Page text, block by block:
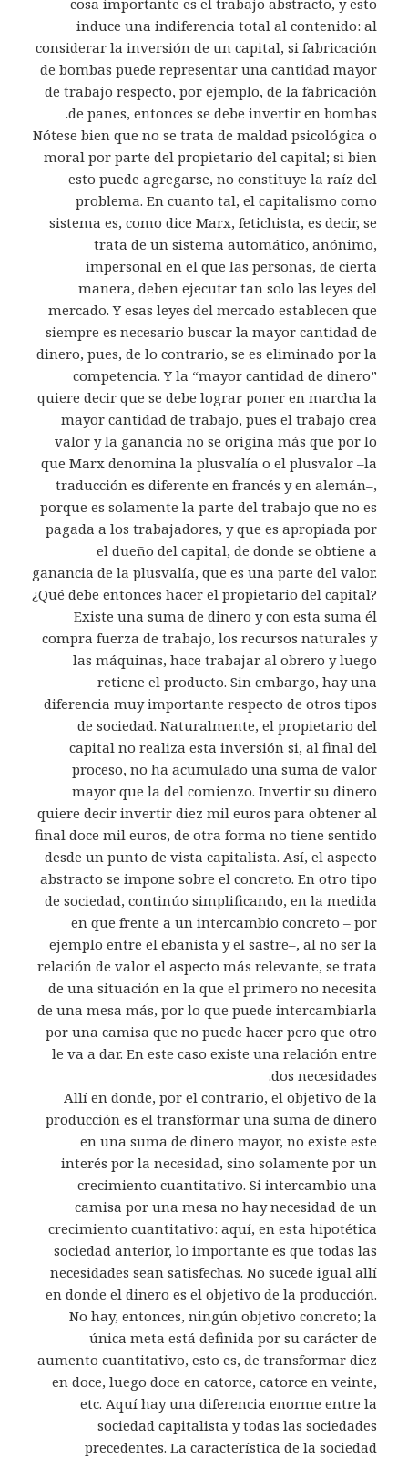
cosa importante es el trabajo abstracto, y esto
induce una indiferencia total al contenido: al
considerar la inversión de un capital, si fabricación
de bombas puede representar una cantidad mayor
de trabajo respecto, por ejemplo, de la fabricación
de panes, entonces se debe invertir en bombas.
Nótese bien que no se trata de maldad psicológica o
moral por parte del propietario del capital; si bien
esto puede agregarse, no constituye la raíz del
problema. En cuanto tal, el capitalismo como
sistema es, como dice Marx, fetichista, es decir, se
trata de un sistema automático, anónimo,
impersonal en el que las personas, de cierta
manera, deben ejecutar tan solo las leyes del
mercado. Y esas leyes del mercado establecen que
siempre es necesario buscar la mayor cantidad de
dinero, pues, de lo contrario, se es eliminado por la
competencia. Y la “mayor cantidad de dinero”
quiere decir que se debe lograr poner en marcha la
mayor cantidad de trabajo, pues el trabajo crea
valor y la ganancia no se origina más que por lo
que Marx denomina la plusvalía o el plusvalor –la
traducción es diferente en francés y en alemán–,
porque es solamente la parte del trabajo que no es
pagada a los trabajadores, y que es apropiada por
el dueño del capital, de donde se obtiene a
ganancia de la plusvalía, que es una parte del valor.
¿Qué debe entonces hacer el propietario del capital?
Existe una suma de dinero y con esta suma él
compra fuerza de trabajo, los recursos naturales y
las máquinas, hace trabajar al obrero y luego
retiene el producto. Sin embargo, hay una
diferencia muy importante respecto de otros tipos
de sociedad. Naturalmente, el propietario del
capital no realiza esta inversión si, al final del
proceso, no ha acumulado una suma de valor
mayor que la del comienzo. Invertir su dinero
quiere decir invertir diez mil euros para obtener al
final doce mil euros, de otra forma no tiene sentido
desde un punto de vista capitalista. Así, el aspecto
abstracto se impone sobre el concreto. En otro tipo
de sociedad, continúo simplificando, en la medida
en que frente a un intercambio concreto – por
ejemplo entre el ebanista y el sastre–, al no ser la
relación de valor el aspecto más relevante, se trata
de una situación en la que el primero no necesita
de una mesa más, por lo que puede intercambiarla
por una camisa que no puede hacer pero que otro
le va a dar. En este caso existe una relación entre
dos necesidades.
Allí en donde, por el contrario, el objetivo de la
producción es el transformar una suma de dinero
en una suma de dinero mayor, no existe este
interés por la necesidad, sino solamente por un
crecimiento cuantitativo. Si intercambio una
camisa por una mesa no hay necesidad de un
crecimiento cuantitativo: aquí, en esta hipotética
sociedad anterior, lo importante es que todas las
necesidades sean satisfechas. No sucede igual allí
en donde el dinero es el objetivo de la producción.
No hay, entonces, ningún objetivo concreto; la
única meta está definida por su carácter de
aumento cuantitativo, esto es, de transformar diez
en doce, luego doce en catorce, catorce en veinte,
etc. Aquí hay una diferencia enorme entre la
sociedad capitalista y todas las sociedades
precedentes. La característica de la sociedad